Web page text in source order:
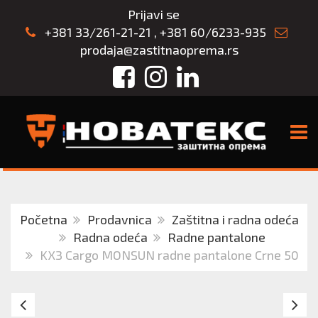
Prijavi se
+381 33/261-21-21 , +381 60/6233-935
prodaja@zastitnaoprema.rs
FacebookInstagram
LinkedIn
Početna Prodavnica
Zaštitna i radna odeća
Radna odeća
Radne pantalone
KX3 Cargo MONSUN radne pantalone Crne 50
KX3